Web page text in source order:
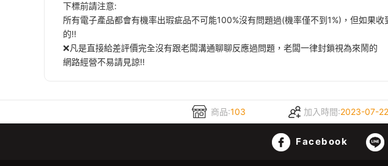
下標前請注意:
所有電子產品都會有機率出瑕疵品不可能100%沒有問題過(機率僅不到1%)，但如果
的!!
❌凡是直接給差評價完全沒有跟老闆溝通聊聊反應過問題，老闆一律封鎖視為來鬧的
網路經營不易請見諒!!
商品:103 加入時間:2023-07-22
Facebook